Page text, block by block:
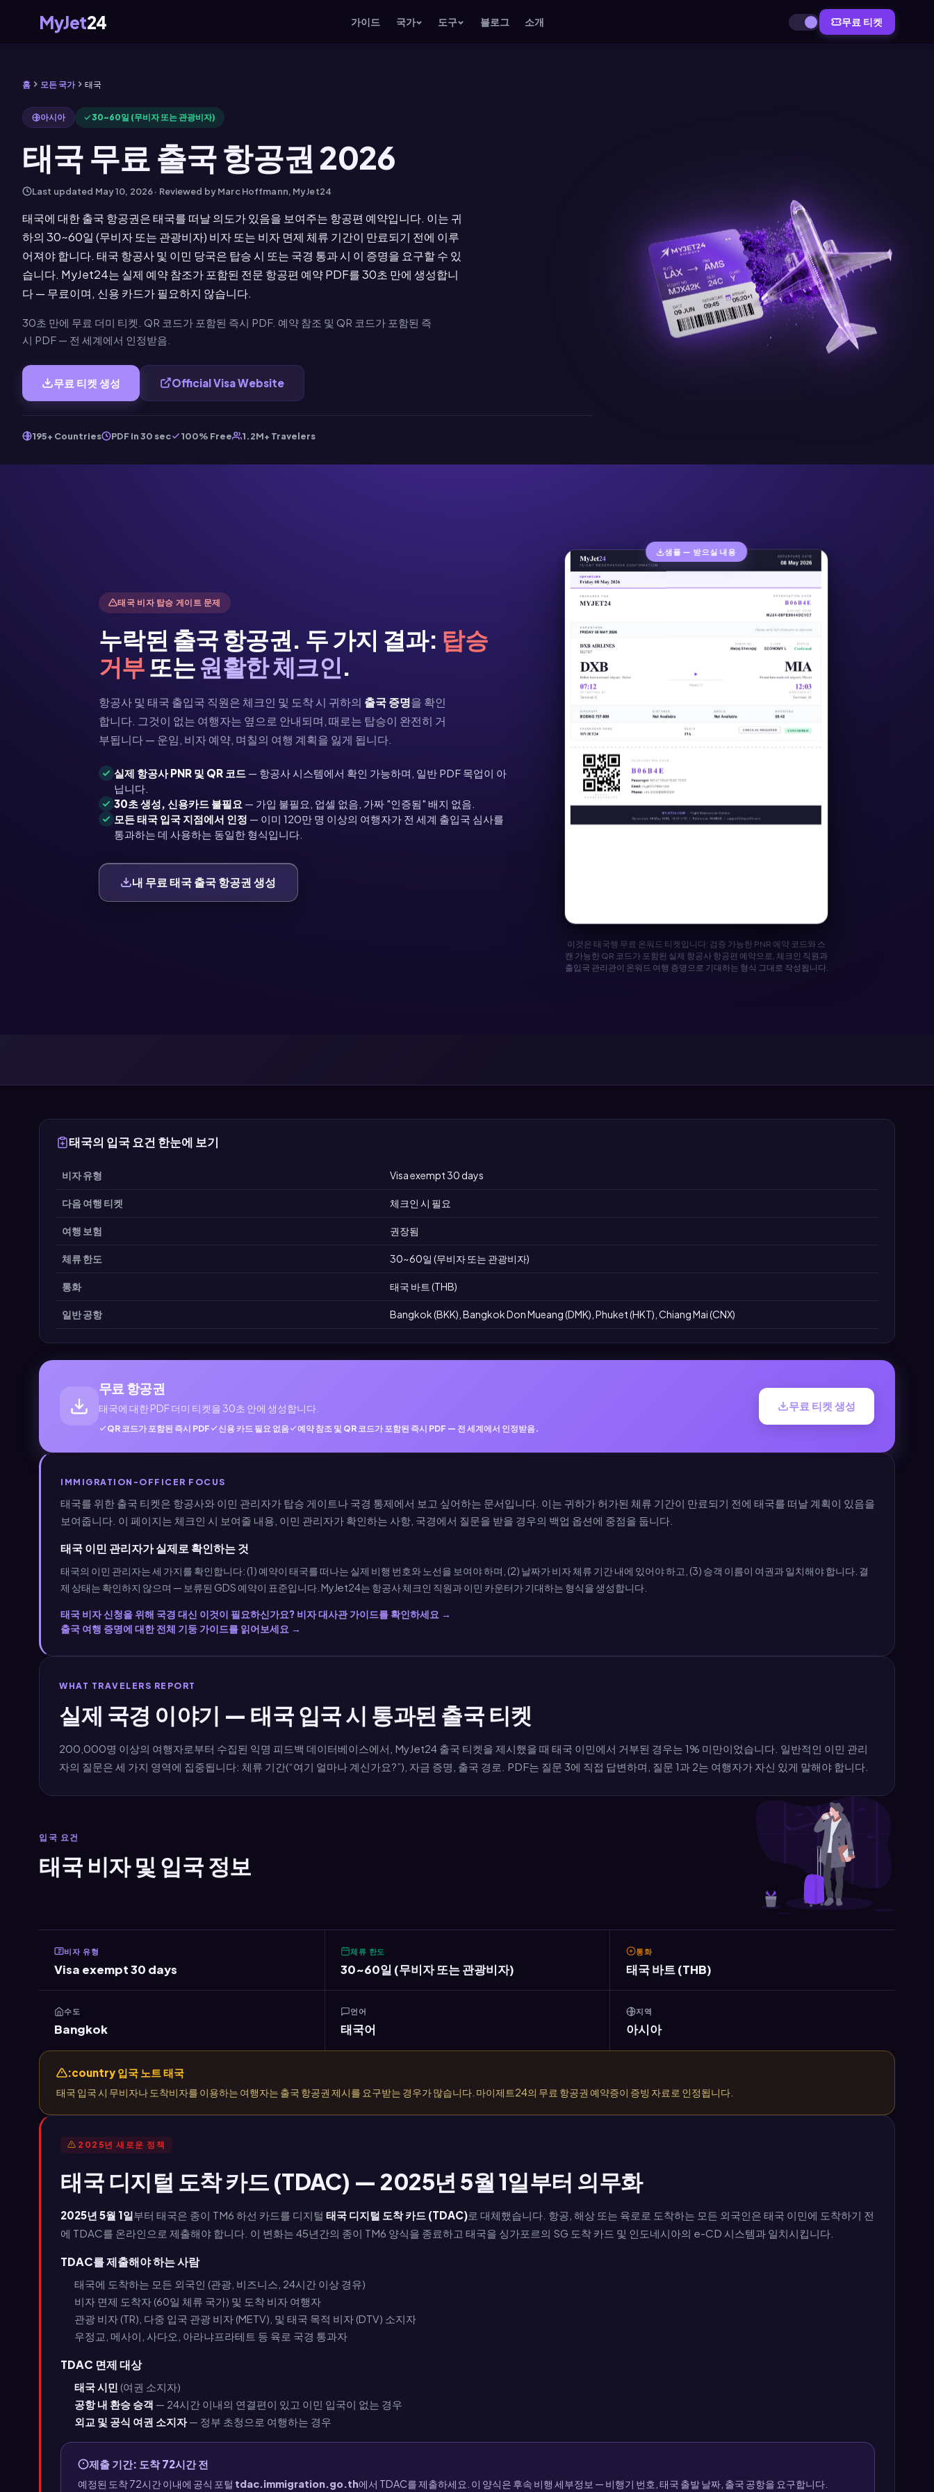
MyJet24 가이드 국가 도구 블로그 소개 무료 티켓
홈 모든 국가 태국
아시아 30~60일 (무비자 또는 관광비자)
태국 무료 출국 항공권 2026
Last updated May 10, 2026· Reviewed by Marc Hoffmann, MyJet24
태국에 대한 출국 항공권은 태국를 떠날 의도가 있음을 보여주는 항공편 예약입니다. 이는 귀
하의 30~60일 (무비자 또는 관광비자) 비자 또는 비자 면제 체류 기간이 만료되기 전에 이루
어져야 합니다. 태국 항공사 및 이민 당국은 탑승 시 또는 국경 통과 시 이 증명을 요구할 수 있
습니다. MyJet24는 실제 예약 참조가 포함된 전문 항공편 예약 PDF를 30초 만에 생성합니
다 — 무료이며, 신용 카드가 필요하지 않습니다.
30초 만에 무료 더미 티켓. QR 코드가 포함된 즉시 PDF. 예약 참조 및 QR 코드가 포함된 즉
시 PDF — 전 세계에서 인정받음.
무료 티켓 생성 Official Visa Website
195+ Countries PDF in 30 sec 100% Free 1.2M+ Travelers
태국 비자 탑승 게이트 문제
누락된 출국 항공권. 두 가지 결과: 탑승
거부또는원활한 체크인.
항공사 및 태국 출입국 직원은 체크인 및 도착 시 귀하의 출국 증명을 확인
합니다. 그것이 없는 여행자는 옆으로 안내되며, 때로는 탑승이 완전히 거
부됩니다 — 운임, 비자 예약, 며칠의 여행 계획을 잃게 됩니다.
실제 항공사 PNR 및 QR 코드 — 항공사 시스템에서 확인 가능하며, 일반 PDF 목업이 아
닙니다.
30초 생성, 신용카드 불필요 — 가입 불필요, 업셀 없음, 가짜 "인증됨" 배지 없음.
모든 태국 입국 지점에서 인정 — 이미 120만 명 이상의 여행자가 전 세계 출입국 심사를
통과하는 데 사용하는 동일한 형식입니다.
내 무료 태국 출국 항공권 생성
샘플 — 받으실 내용
이것은 태국행 무료 온워드 티켓입니다: 검증 가능한 PNR 예약 코드와 스
캔 가능한 QR 코드가 포함된 실제 항공사 항공편 예약으로, 체크인 직원과
출입국 관리관이 온워드 여행 증명으로 기대하는 형식 그대로 작성됩니다.
태국의 입국 요건 한눈에 보기
비자 유형 Visa exempt 30 days
다음 여행 티켓 체크인 시 필요
여행 보험 권장됨
체류 한도 30~60일 (무비자 또는 관광비자)
통화 태국 바트 (THB)
일반 공항 Bangkok (BKK), Bangkok Don Mueang (DMK), Phuket (HKT), Chiang Mai (CNX)
무료 항공권
태국에 대한 PDF 더미 티켓을 30초 안에 생성합니다.
QR 코드가 포함된 즉시 PDF 신용 카드 필요 없음 예약 참조 및 QR 코드가 포함된 즉시 PDF — 전 세계에서 인정받음.
무료 티켓 생성
IMMIGRATION-OFFICER FOCUS
태국를 위한 출국 티켓은 항공사와 이민 관리자가 탑승 게이트나 국경 통제에서 보고 싶어하는 문서입니다. 이는 귀하가 허가된 체류 기간이 만료되기 전에 태국를 떠날 계획이 있음을
보여줍니다. 이 페이지는 체크인 시 보여줄 내용, 이민 관리자가 확인하는 사항, 국경에서 질문을 받을 경우의 백업 옵션에 중점을 둡니다.
태국 이민 관리자가 실제로 확인하는 것
태국의 이민 관리자는 세 가지를 확인합니다: (1) 예약이 태국를 떠나는 실제 비행 번호와 노선을 보여야 하며, (2) 날짜가 비자 체류 기간 내에 있어야 하고, (3) 승객 이름이 여권과 일치해야 합니다. 결
제 상태는 확인하지 않으며 — 보류된 GDS 예약이 표준입니다. MyJet24는 항공사 체크인 직원과 이민 카운터가 기대하는 형식을 생성합니다.
태국 비자 신청을 위해 국경 대신 이것이 필요하신가요? 비자 대사관 가이드를 확인하세요 →
출국 여행 증명에 대한 전체 기둥 가이드를 읽어보세요 →
WHAT TRAVELERS REPORT
실제 국경 이야기 — 태국 입국 시 통과된 출국 티켓
200,000명 이상의 여행자로부터 수집된 익명 피드백 데이터베이스에서, MyJet24 출국 티켓을 제시했을 때 태국 이민에서 거부된 경우는 1% 미만이었습니다. 일반적인 이민 관리
자의 질문은 세 가지 영역에 집중됩니다: 체류 기간(“여기 얼마나 계신가요?”), 자금 증명, 출국 경로. PDF는 질문 3에 직접 답변하며, 질문 1과 2는 여행자가 자신 있게 말해야 합니다.
입국 요건
태국 비자 및 입국 정보
비자 유형
Visa exempt 30 days
체류 한도
30~60일 (무비자 또는 관광비자)
통화
태국 바트 (THB)
수도
Bangkok
언어
태국어
지역
아시아
:country 입국 노트 태국
태국 입국 시 무비자나 도착비자를 이용하는 여행자는 출국 항공권 제시를 요구받는 경우가 많습니다. 마이제트24의 무료 항공권 예약증이 증빙 자료로 인정됩니다.
2025년 새로운 정책
태국 디지털 도착 카드 (TDAC) — 2025년 5월 1일부터 의무화
2025년 5월 1일부터 태국은 종이 TM6 하선 카드를 디지털 태국 디지털 도착 카드 (TDAC)로 대체했습니다. 항공, 해상 또는 육로로 도착하는 모든 외국인은 태국 이민에 도착하기 전
에 TDAC를 온라인으로 제출해야 합니다. 이 변화는 45년간의 종이 TM6 양식을 종료하고 태국을 싱가포르의 SG 도착 카드 및 인도네시아의 e-CD 시스템과 일치시킵니다.
TDAC를 제출해야 하는 사람
태국에 도착하는 모든 외국인 (관광, 비즈니스, 24시간 이상 경유)
비자 면제 도착자 (60일 체류 국가) 및 도착 비자 여행자
관광 비자 (TR), 다중 입국 관광 비자 (METV), 및 태국 목적 비자 (DTV) 소지자
우정교, 메사이, 사다오, 아라냐프라테트 등 육로 국경 통과자
TDAC 면제 대상
태국 시민 (여권 소지자)
공항 내 환승 승객 — 24시간 이내의 연결편이 있고 이민 입국이 없는 경우
외교 및 공식 여권 소지자— 정부 초청으로 여행하는 경우
제출 기간: 도착 72시간 전
예정된 도착 72시간 이내에 공식 포털 tdac.immigration.go.th에서 TDAC를 제출하세요. 이 양식은 후속 비행 세부정보 — 비행기 번호, 태국 출발 날짜, 출국 공항을 요구합니다.